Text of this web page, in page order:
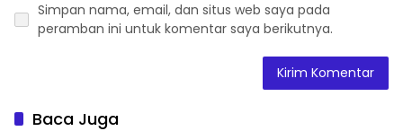
Simpan nama, email, dan situs web saya pada
peramban ini untuk komentar saya berikutnya.
Baca Juga